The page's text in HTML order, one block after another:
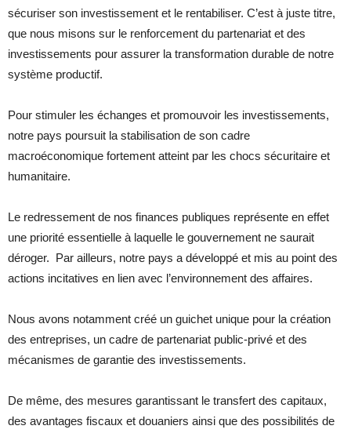
sécuriser son investissement et le rentabiliser. C’est à juste titre,
que nous misons sur le renforcement du partenariat et des
investissements pour assurer la transformation durable de notre
système productif.
Pour stimuler les échanges et promouvoir les investissements,
notre pays poursuit la stabilisation de son cadre
macroéconomique fortement atteint par les chocs sécuritaire et
humanitaire.
Le redressement de nos finances publiques représente en effet
une priorité essentielle à laquelle le gouvernement ne saurait
déroger. Par ailleurs, notre pays a développé et mis au point des
actions incitatives en lien avec l’environnement des affaires.
Nous avons notamment créé un guichet unique pour la création
des entreprises, un cadre de partenariat public-privé et des
mécanismes de garantie des investissements.
De même, des mesures garantissant le transfert des capitaux,
des avantages fiscaux et douaniers ainsi que des possibilités de